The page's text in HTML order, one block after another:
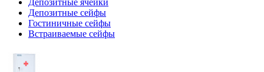
Депозитные ячейки
Депозитные сейфы
Гостиничные сейфы
Встраиваемые сейфы